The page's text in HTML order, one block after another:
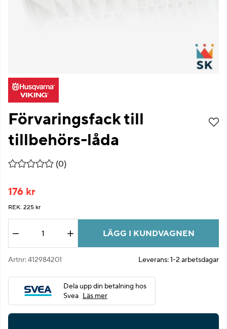
Förvaringsfack till
tillbehörs-låda
Medelbetyg 0 av 5 Antal betyg 0
(0)
176 kr
REK. 225 kr
LÄGG I KUNDVAGNEN
Artnr:412984201 Leverans:1-2 arbetsdagar
Dela upp din betalning hos
Svea Läs mer